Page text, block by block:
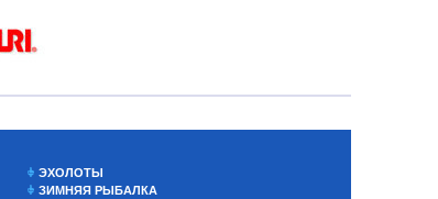
ЭХОЛОТЫ
ЗИМНЯЯ РЫБАЛКА